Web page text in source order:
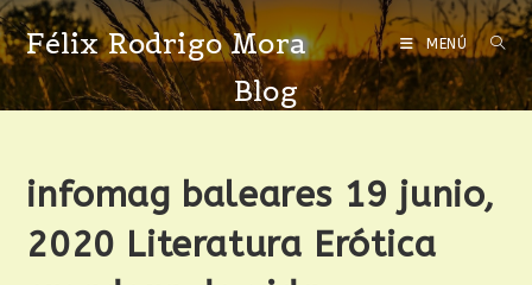
Félix Rodrigo Mora MENÚ
Blog
infomag baleares 19 junio,
2020 Literatura Erótica